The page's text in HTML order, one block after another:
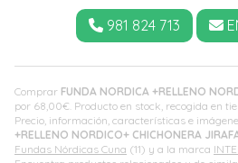
Comprar FUNDA NORDICA +RELLENO
por 68,00€ . Producto en stock, recogida en
Precio, información, características e
+RELLENO NORDICO+ CHICHONERA
Fundas Nórdicas Cuna (11) y a la marca
981 824 713